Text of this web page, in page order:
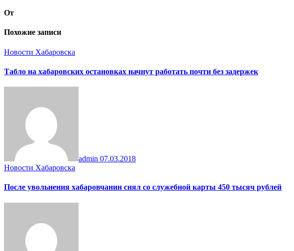
От
Похожие записи
Новости Хабаровска
Табло на хабаровских остановках начнут работать почти без задержек
admin 07.03.2018
Новости Хабаровска
После увольнения хабаровчанин снял со служебной карты 450 тысяч рублей